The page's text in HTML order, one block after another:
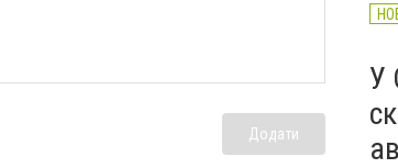
Додати
У